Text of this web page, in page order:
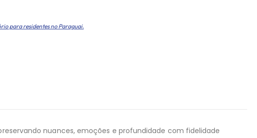
para residentes no Paraguai.
nuances, emoções e profundidade com fidelidade